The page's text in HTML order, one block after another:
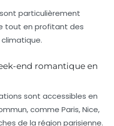
particulièrement
tout en profitant des
end romantique en
sont accessibles en
comme Paris, Nice,
de la région parisienne.